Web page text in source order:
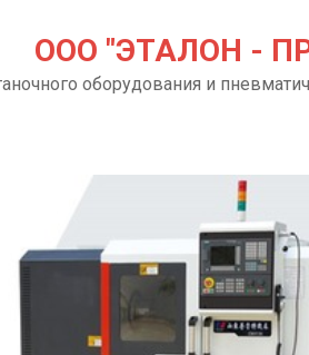
ООО "ЭТАЛОН -
оборудования и